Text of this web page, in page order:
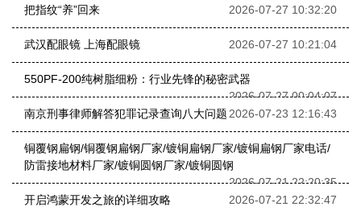
把指纹“养”回来
2026-07-27 10:32:20
武汉配眼镜 上海配眼镜 2026-07-27 10:21:04
550PF-200纯树脂细粉：行业先锋的秘密武器
2026-07-27 00:04:07
南京刑事律师解答犯罪记录查询八大问题 2026-07-23 12:16:43
铜覆钢扁钢/铜覆钢扁钢厂家/镀铜扁钢厂家/镀铜扁钢厂家电话/
防雷接地材料厂家/镀铜圆钢厂家/镀铜圆钢
2026-07-21 22:20:35
开启鸿蒙开发之旅的详细攻略
2026-07-21 22:32:47